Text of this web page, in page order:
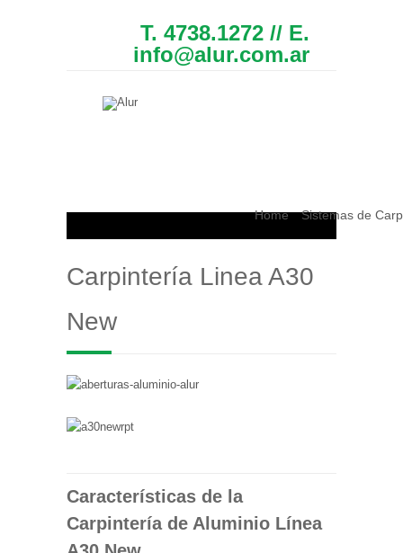
T. 4738.1272 // E.
info@alur.com.ar
Home Sistemas de
Carpintería Linea A30
New
Características de la
Carpintería de Aluminio Línea